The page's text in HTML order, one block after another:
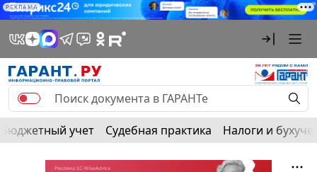
РЕКЛАМА
Бюджетный учет Судебная практика Налоги и